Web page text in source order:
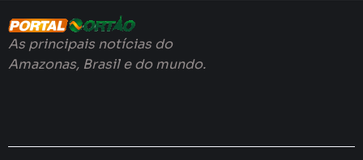
As principais notícias do
Amazonas, Brasil e do mundo.